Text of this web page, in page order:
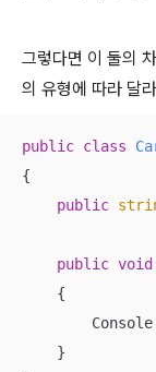
그렇다면 이 둘의
의 유형에 따라 달
public class
{
public
public void
    {
    }